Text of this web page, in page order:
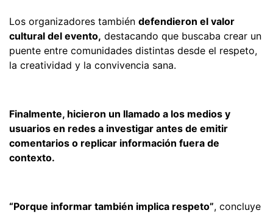
Los organizadores también defendieron el valor
cultural del evento, destacando que buscaba crear un
puente entre comunidades distintas desde el respeto,
la creatividad y la convivencia sana.
Finalmente, hicieron un llamado a los medios y
usuarios en redes a investigar antes de emitir
comentarios o replicar información fuera de
contexto.
“Porque informar también implica respeto”, concluye